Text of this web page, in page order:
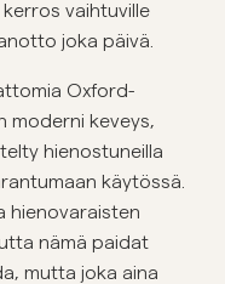
vaihtuville
joka päivä.
Oxford-
moderni keveys,
hienostuneilla
käytössä.
hienovaraisten
nämä paidat
mutta joka aina